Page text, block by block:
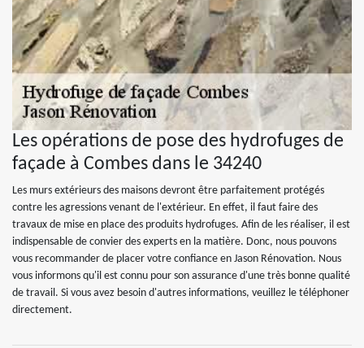
Les opérations de pose des hydrofuges de
façade à Combes dans le 34240
Les murs extérieurs des maisons devront être parfaitement protégés
contre les agressions venant de l'extérieur. En effet, il faut faire des
travaux de mise en place des produits hydrofuges. Afin de les réaliser, il est
indispensable de convier des experts en la matière. Donc, nous pouvons
vous recommander de placer votre confiance en Jason Rénovation. Nous
vous informons qu'il est connu pour son assurance d'une très bonne qualité
de travail. Si vous avez besoin d'autres informations, veuillez le téléphoner
directement.